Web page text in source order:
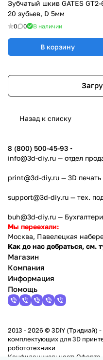
Зубчатый шкив GATES GT2-
20 зубьев, D 5мм
0 0 В наличии
В корзину
Назад к списку
8 (800) 500-45-93
info@3d-diy.ru — отдел
print@3d-diy.ru — 3D печать
support@3d-diy.ru — тех.
buh@3d-diy.ru —
Мы переехали:
Москва, Павелецкая
Как до нас добраться, см.
Магазин
Компания
Информация
Помощь
2013 - 2026 © 3DiY (Тридиай) -
комплектующих для 3D
робототехники
Конфиденциальность Оферта